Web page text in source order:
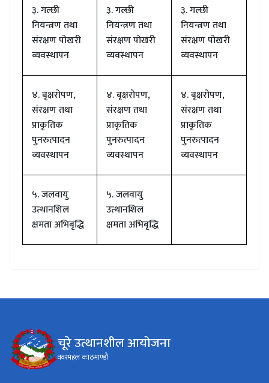
३. गल्छी
नियन्त्रण तथा
संरक्षण पोखरी
व्यवस्थापन
३. गल्छी
नियन्त्रण तथा
संरक्षण पोखरी
व्यवस्थापन
३. गल्छी
नियन्त्रण तथा
संरक्षण पोखरी
व्यवस्थापन
४. बृक्षरोपण,
संरक्षण तथा
प्राकृतिक
पुनरुत्पादन
व्यवस्थापन
४. बृक्षरोपण,
संरक्षण तथा
प्राकृतिक
पुनरुत्पादन
व्यवस्थापन
४. बृक्षरोपण,
संरक्षण तथा
प्राकृतिक
पुनरुत्पादन
व्यवस्थापन
५. जलवायु
उत्थानशिल
क्षमता अभिबृद्धि
५. जलवायु
उत्थानशिल
क्षमता अभिबृद्धि
चूरे उत्थानशील आयोजना
ववरमहल काठमाण्डौं